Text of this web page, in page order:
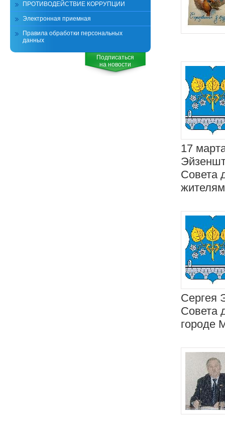
17
Совета
Сергея
Совета
городе
ПРОТИВОДЕЙСТВИЕ КОРРУПЦИИ
Электронная приемная
Правила обработки персональных
данных
Подписаться
на новости